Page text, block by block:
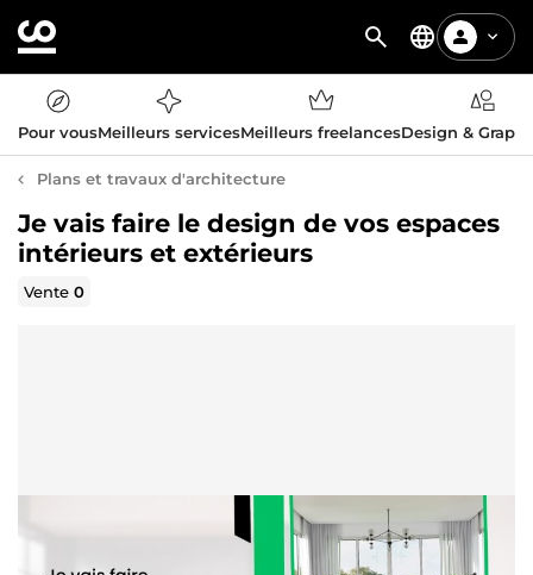
Pour vousMeilleurs servicesMeilleurs freelancesDesign &
Plans et travaux d'architecture
Je vais faire le design de vos espaces
intérieurs et extérieurs
Vente0